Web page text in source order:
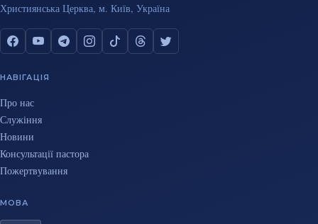
Християнська Церква, м. Київ, Україна
НАВІГАЦІЯ
Про нас
Служіння
Новини
Консультації пастора
Пожертвування
МОВА